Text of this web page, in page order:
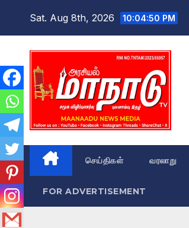
Sat. Aug 8th, 2026 10:04:51 PM
செய்திகள் வரலாறு
FOR ADVERTISEMENT